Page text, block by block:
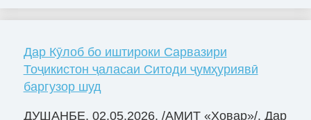
Дар Кӯлоб бо иштироки Сарвазири
Тоҷикистон ҷаласаи Ситоди ҷумҳуриявӣ
баргузор шуд
ДУШАНБЕ, 02.05.2026. /АМИТ «Ховар»/. Дар